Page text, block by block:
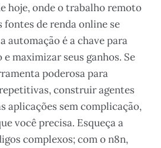
hoje, onde o trabalho remoto
fontes de renda online se
automação é a chave para
maximizar seus ganhos. Se
poderosa para
construir agentes
aplicações sem complicação,
você precisa. Esqueça a
complexos; com o n8n,